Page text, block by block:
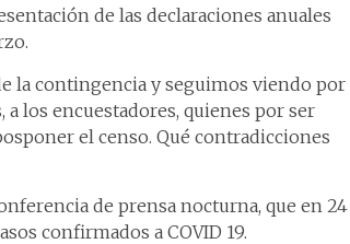
de las declaraciones anuales
la contingencia y seguimos viendo por
a los encuestadores, quienes por ser
el censo. Qué contradicciones
de prensa nocturna, que en 24
confirmados a COVID 19.